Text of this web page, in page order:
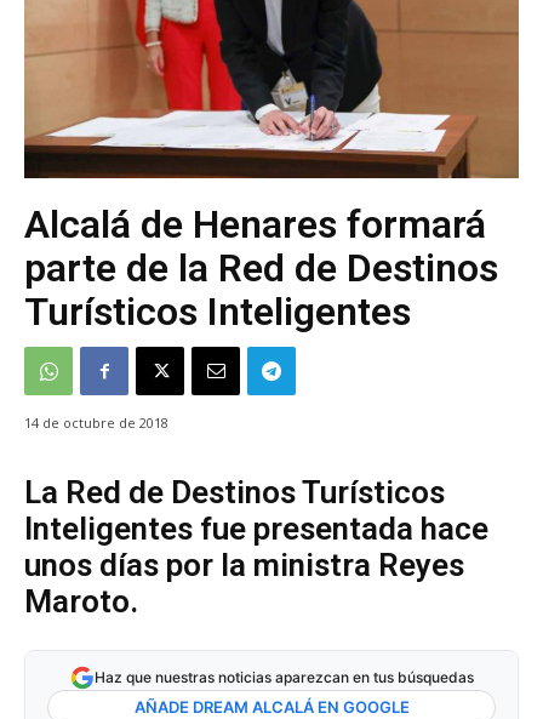
Alcalá de Henares formará
parte de la Red de Destinos
Turísticos Inteligentes
14 de octubre de 2018
La Red de Destinos Turísticos
Inteligentes fue presentada hace
unos días por la ministra Reyes
Maroto.
Haz que nuestras noticias aparezcan en tus búsquedas
AÑADE DREAM ALCALÁ EN GOOGLE